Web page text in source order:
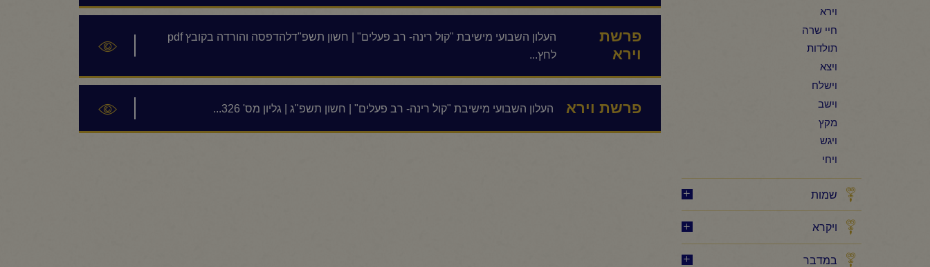
וירא
חיי שרה
תולדות
ויצא
וישלח
וישב
מקץ
ויגש
ויחי
שמות
ויקרא
במדבר
פרשת
וירא
העלון השבועי מישיבת "קול רינה- רב פעלים" | חשון תשפ"דלהדפסה והורדה בקובץ pdf
לחץ...
פרשת וירא העלון השבועי מישיבת "קול רינה- רב פעלים" | חשון תשפ"ג | גליון מס' 326...